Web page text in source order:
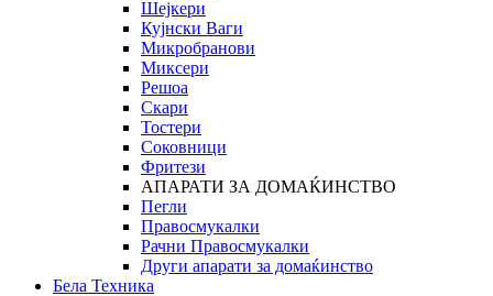
Шејкери
Кујнски Ваги
Микробранови
Миксери
Решоа
Скари
Тостери
Соковници
Фритези
АПАРАТИ ЗА ДОМАЌИНСТВО
Пегли
Правосмукалки
Рачни Правосмукалки
Други апарати за домаќинство
Бела Техника